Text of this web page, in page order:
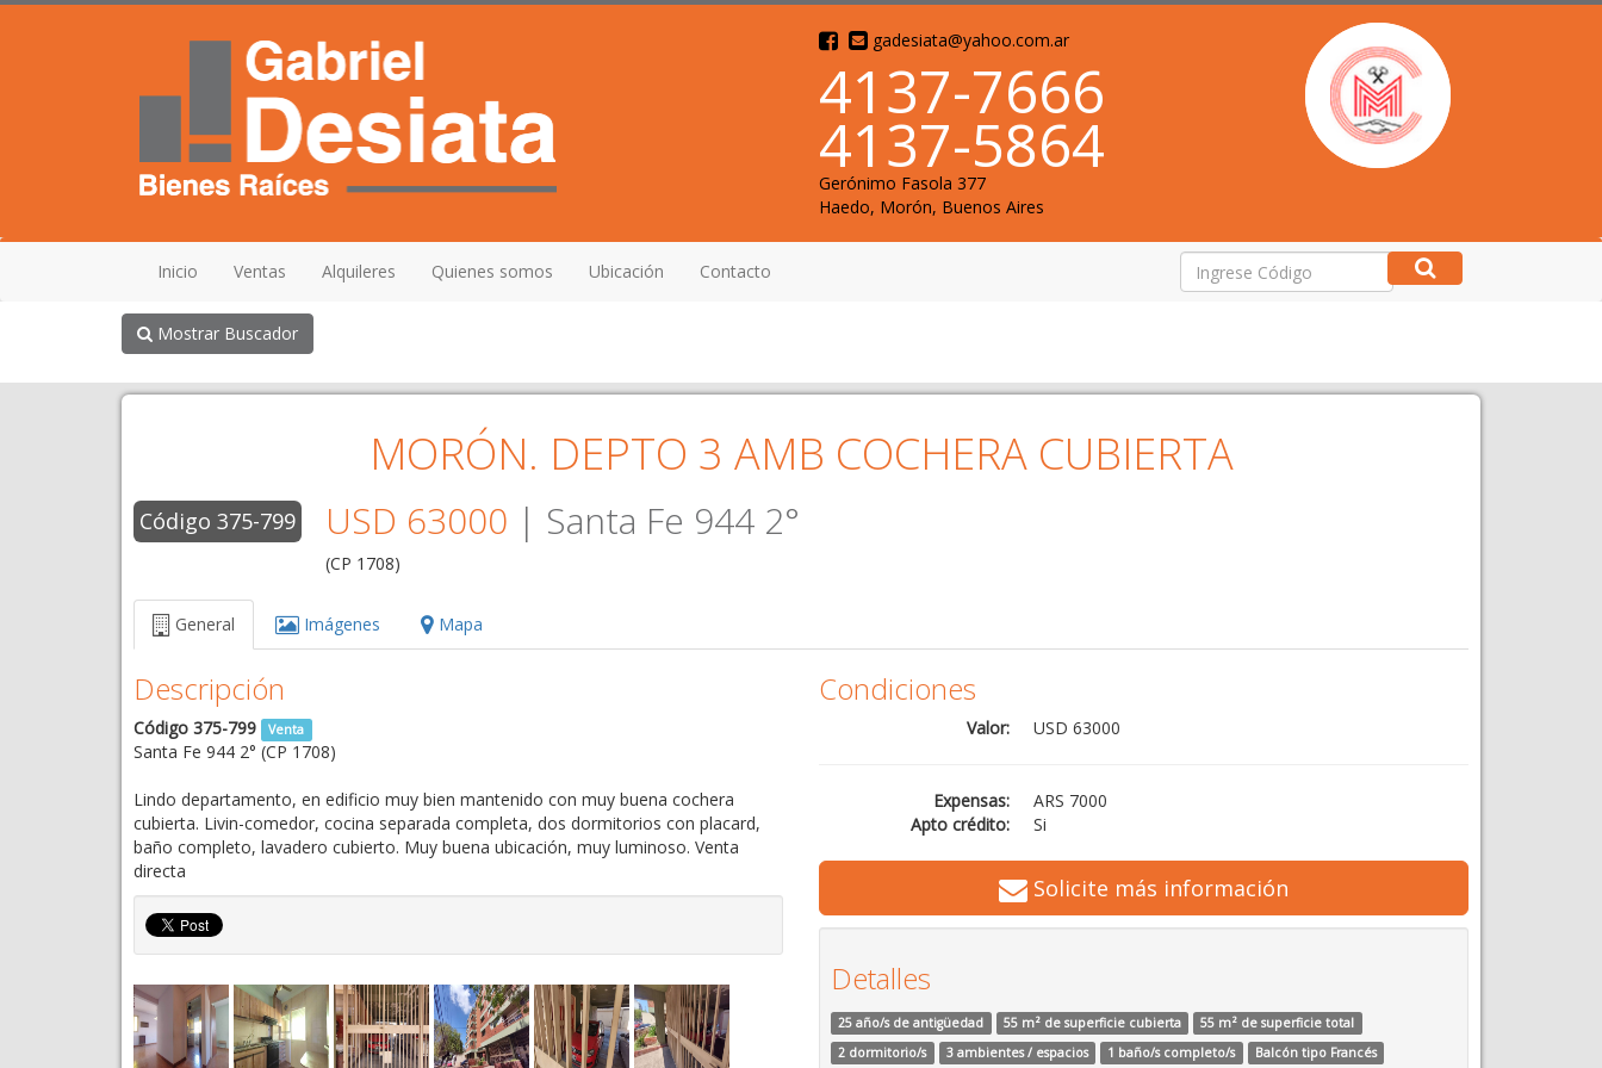
gadesiata@yahoo.com.ar
4137-7666
4137-5864
Gerónimo Fasola 377
Haedo, Morón, Buenos Aires
Inicio Ventas Alquileres Quienes somos Ubicación Contacto
Mostrar Buscador
MORÓN. DEPTO 3 AMB COCHERA CUBIERTA
Código 375-799 USD 63000 | Santa Fe 944 2°
(CP 1708)
General Imágenes Mapa
Descripción
Código 375-799 Venta
Santa Fe 944 2° (CP 1708)
Lindo departamento, en edificio muy bien mantenido con muy buena cochera
cubierta. Livin-comedor, cocina separada completa, dos dormitorios con placard,
baño completo, lavadero cubierto. Muy buena ubicación, muy luminoso. Venta
directa
Condiciones
Valor: USD 63000
Expensas:
ARS 7000
Apto crédito:
Si
Solicite más información
Detalles
25 año/s de antigüedad 55 m² de superficie cubierta
55 m² de superficie total
2 dormitorio/s
3 ambientes / espacios 1 baño/s completo/s
Balcón tipo Francés